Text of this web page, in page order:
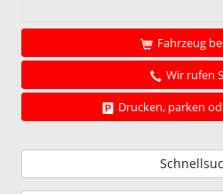
Fahrzeug
Wir rufen
Drucken, parken